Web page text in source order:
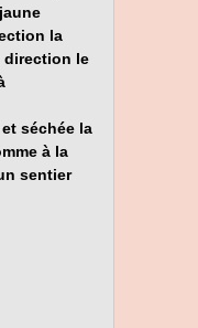
la
direction le
séchée la
à la
sentier